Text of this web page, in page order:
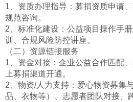
1、资质办理指导：募捐资质申请
规范咨询。
2、标准化建设：公益项目操作手
训、合规风险防控讲座。
（二）资源链接服务
1、资金对接：企业公益合作匹配
上募捐渠道开通。
2、物资/人力支持：爱心物资募集
品、衣物等）、志愿者团队对接、